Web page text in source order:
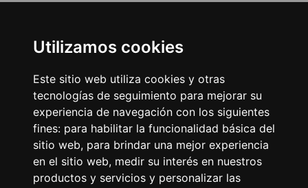
Utilizamos cookies
Este sitio web utiliza cookies y otras
tecnologías de seguimiento para mejorar su
experiencia de navegación con los siguientes
fines: para habilitar la funcionalidad básica del
sitio web, para brindar una mejor experiencia
en el sitio web, medir su interés en nuestros
productos y servicios y personalizar las
Noticias
Emisoras Unidas
Encuéntranos
Contacto
Términos y condiciones
Directorio